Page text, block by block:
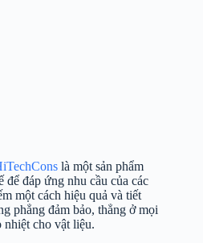
là một sản phẩm
đáp ứng nhu cầu của các
một cách hiệu quả và tiết
phẳng đảm bảo, thẳng ở mọi
nhiệt cho vật liệu.